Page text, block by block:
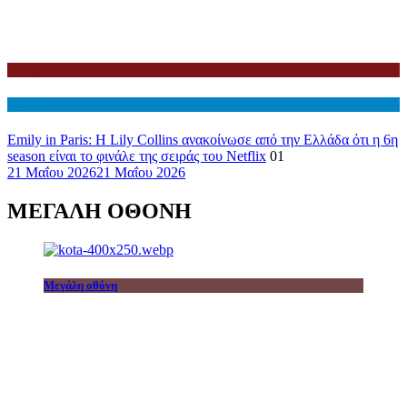
Emily in Paris: Η Lily Collins ανακοίνωσε από την Ελλάδα ότι η 6η
season είναι το φινάλε της σειράς του Netflix 01
21 Μαΐου 202621 Μαΐου 2026
ΜΕΓΑΛΗ ΟΘΟΝΗ
Μεγάλη οθόνη